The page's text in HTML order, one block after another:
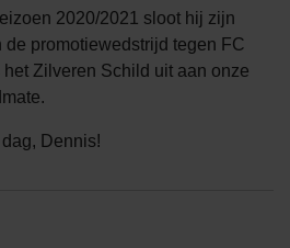
2020/2021 sloot hij zijn
de promotiewedstrijd tegen FC
Zilveren Schild uit aan onze
Dennis!